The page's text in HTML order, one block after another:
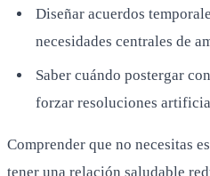
Diseñar acuerdos
necesidades centrales de
Saber cuándo postergar
forzar resoluciones
Comprender que no necesitas
tener una relación saludable